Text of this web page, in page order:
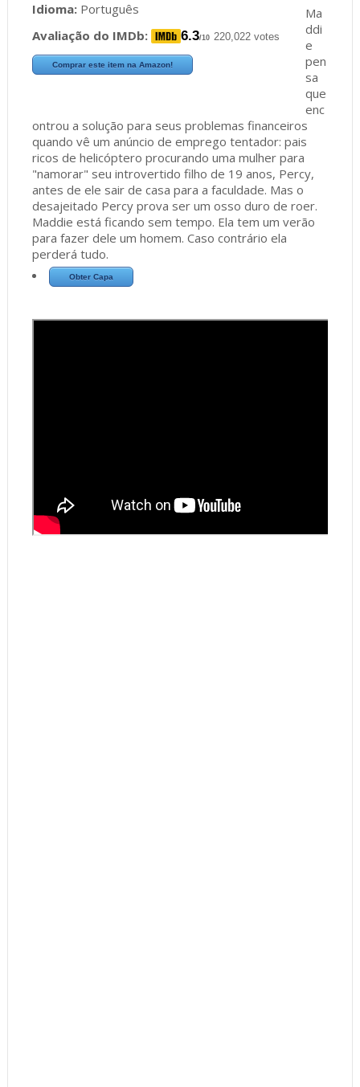
Idioma:Português
Avaliação do IMDb:
6.3/10 220,022 votes
Comprar este item na Amazon!
Ma
ddi
e
pen
sa
que
enc
ontrou a solução para seus problemas financeiros
quando vê um anúncio de emprego tentador: pais
ricos de helicóptero procurando uma mulher para
"namorar" seu introvertido filho de 19 anos, Percy,
antes de ele sair de casa para a faculdade. Mas o
desajeitado Percy prova ser um osso duro de roer.
Maddie está ficando sem tempo. Ela tem um verão
para fazer dele um homem. Caso contrário ela
perderá tudo.
Obter Capa